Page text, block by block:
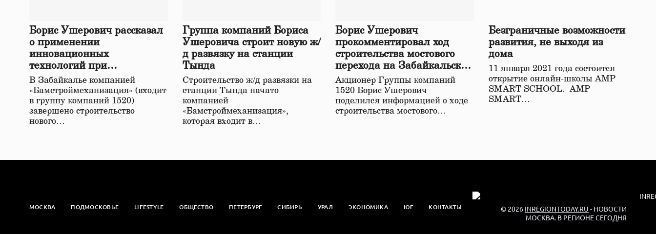
Борис Ушерович рассказал
о применении
инновационных
технологий при
строительстве нового моста
в Забайкалье
В Забайкалье компанией
«Бамстроймеханизация» (входит
в группу компаний 1520)
завершено строительство
нового…
Группа компаний Бориса
Ушеровича строит новую ж/
д развязку на станции
Тында
Строительство ж/д развязки на
станции Тында начато
компанией
«Бамстроймеханизация»,
которая входит в…
Борис Ушерович
прокомментировал ход
строительства мостового
перехода на Забайкальской
железной дороге
Акционер Группы компаний
1520 Борис Ушерович
поделился информацией о ходе
строительства мостового…
Безграничные возможности
развития, не выходя из
дома
11 января 2021 года состоится
открытие онлайн-школы АМР
SMART SCHOOL. АМР
SMART…
МОСКВА ПОДМОСКОВЬЕ LIFESTYLE ОБЩЕСТВО ПЕТЕРБУРГ СИБИРЬ УРАЛ ЭКОНОМИКА ЮГ КОНТАКТЫ © 2026 INREGIONTODAY.RU - НОВОСТИ
МОСКВА. В РЕГИОНЕ СЕГОДНЯ